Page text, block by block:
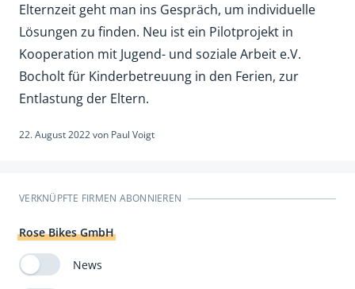
Elternzeit geht man ins Gespräch, um individuelle
Lösungen zu finden. Neu ist ein Pilotprojekt in
Kooperation mit Jugend- und soziale Arbeit e.V.
Bocholt für Kinderbetreuung in den Ferien, zur
Entlastung der Eltern.
22. August 2022von Paul Voigt
VERKNÜPFTE FIRMEN ABONNIEREN
Rose Bikes GmbH
News